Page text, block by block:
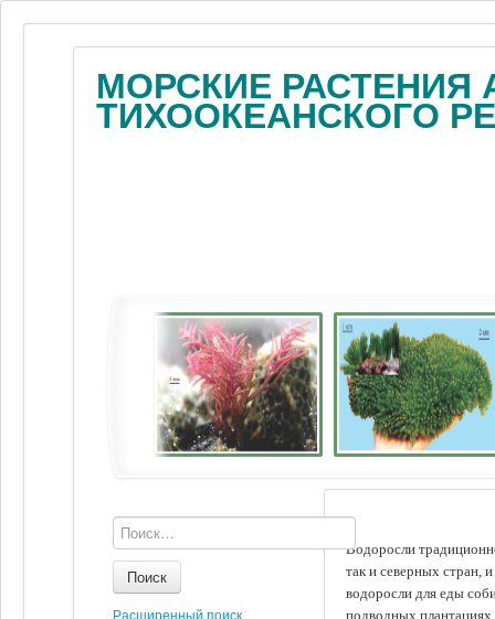
МОРСКИЕ РАСТЕНИЯ
ТИХООКЕАНСКОГО
Водоросли
так и северных стран,
водоросли для еды
подводных
Поиск
Расширенный поиск